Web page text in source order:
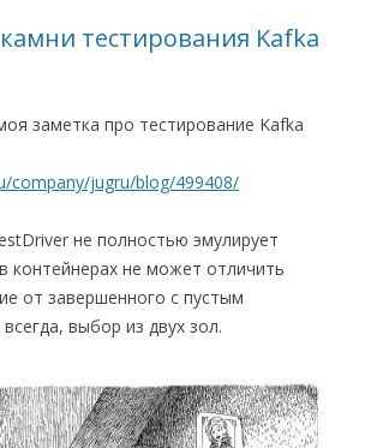
тестирования Kafka
заметка про тестирование Kafka
company/jugru/blog/499408/
не полностью эмулирует
контейнерах не может отличить
от завершенного с пустым
выбор из двух зол.